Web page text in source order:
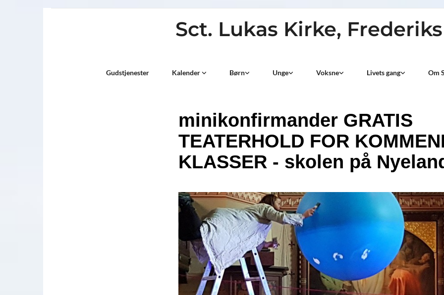
Sct. Lukas Kirke,
Gudstjenester Kalender Børn Unge Voksne Livets gang Om
minikonfirmander GRATIS
TEATERHOLD FOR
KLASSER - skolen på